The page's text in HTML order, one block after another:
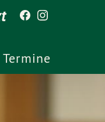
Termine